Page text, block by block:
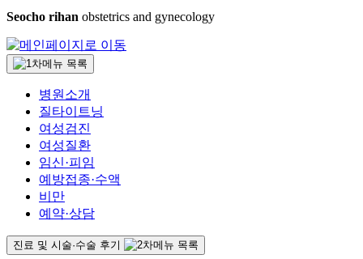
Seocho rihan obstetrics and gynecology
병원소개
질타이트닝
여성검진
여성질환
임신·피임
예방접종·수액
비만
예약·상담
진료 및 시술·수술 후기